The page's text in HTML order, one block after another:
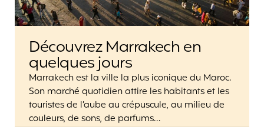
Découvrez Marrakech en
quelques jours
Marrakech est la ville la plus iconique du Maroc.
Son marché quotidien attire les habitants et les
touristes de l’aube au crépuscule, au milieu de
couleurs, de sons, de parfums…